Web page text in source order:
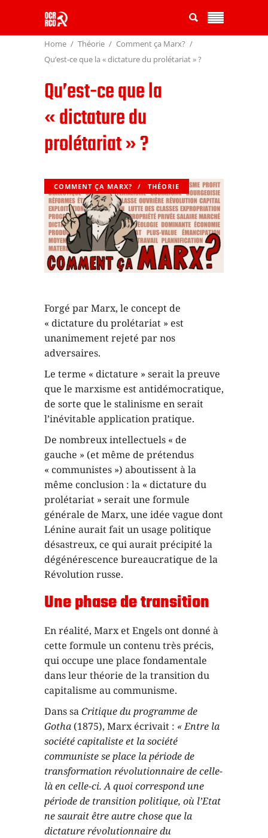
Home Théorie
Comment ça Marx?
Qu’est-ce que la « dictature du prolétariat » ?
Qu’est-ce que la
« dictature du
prolétariat » ?
COMMENT ÇA MARX? THÉORIE
Forgé par Marx, le concept de
« dictature du prolétariat » est
unanimement rejeté par nos
adversaires.
Le terme « dictature » serait la preuve
que le marxisme est antidémocratique,
de sorte que le stalinisme en serait
l’inévitable application pratique.
De nombreux intellectuels « de
gauche » (et même de prétendus
« communistes ») aboutissent à la
même conclusion : la « dictature du
prolétariat » serait une formule
générale de Marx, une idée vague dont
Lénine aurait fait un usage politique
désastreux, ce qui aurait précipité la
dégénérescence bureaucratique de la
Révolution russe.
Une phase de transition
En réalité, Marx et Engels ont donné à
cette formule un contenu très précis,
qui occupe une place fondamentale
dans leur théorie de la transition du
capitalisme au communisme.
Dans saCritique du programme de
Gotha (1875), Marx écrivait : « Entre la
société capitaliste et la société
communiste se place la période de
transformation révolutionnaire de celle-
là en celle-ci. A quoi correspond une
période de transition politique, où l’Etat
ne saurait être autre chose que la
dictature révolutionnaire du